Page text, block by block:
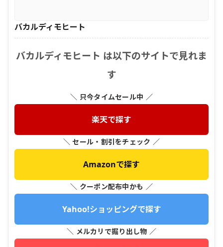
バカルディモヒート
バカルディモヒート は以下のサイトで見れま
す
＼ 只今タイムセール中 ／
楽天で探す
＼ セール・割引をチェック ／
Amazonで探す
＼ クーポン配布中かも ／
Yahoo!ショッピングで探す
＼ メルカリで掘り出し物 ／